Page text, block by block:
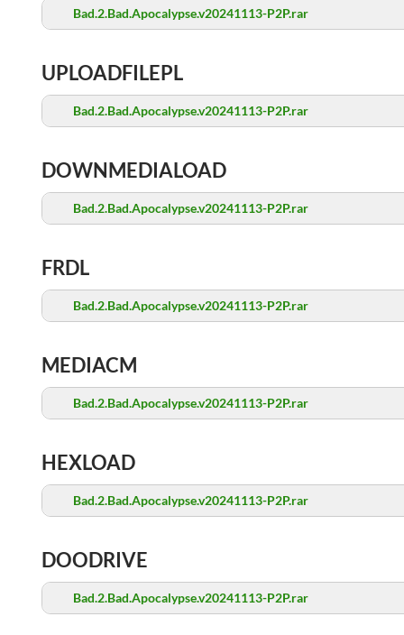
Bad.2.Bad.Apocalypse.v20241113-P2P.rar
UPLOADFILEPL
Bad.2.Bad.Apocalypse.v20241113-P2P.rar
DOWNMEDIALOAD
Bad.2.Bad.Apocalypse.v20241113-P2P.rar
FRDL
Bad.2.Bad.Apocalypse.v20241113-P2P.rar
MEDIACM
Bad.2.Bad.Apocalypse.v20241113-P2P.rar
HEXLOAD
Bad.2.Bad.Apocalypse.v20241113-P2P.rar
DOODRIVE
Bad.2.Bad.Apocalypse.v20241113-P2P.rar